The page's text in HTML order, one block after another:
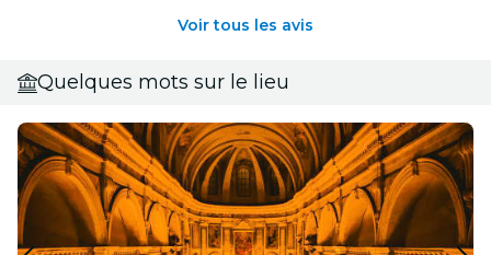
Voir tous les avis
Quelques mots sur le lieu